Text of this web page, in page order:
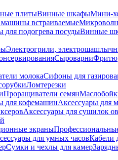
плитыВинные шкафыМини-
встраиваемые
подогрева посудыВинные
Электрогрили,
Сыроварни
молокаСифоны для
Ломтерезки
Проращиватели семян
для кофемашинАксессуары для
Аксессуары для сушилок
экраны
для умных часовКабели
Сумки и чехлы для камер